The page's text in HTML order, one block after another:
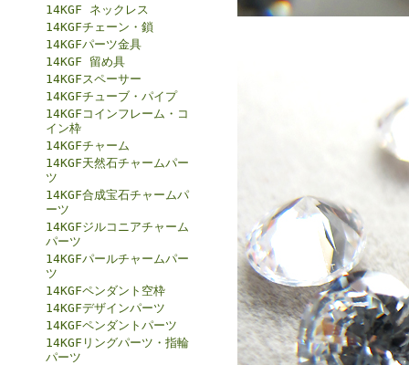
14KGF ネックレス
14KGFチェーン・鎖
14KGFパーツ金具
14KGF 留め具
14KGFスペーサー
14KGFチューブ・パイプ
14KGFコインフレーム・コ
イン枠
14KGFチャーム
14KGF天然石チャームパー
ツ
14KGF合成宝石チャームパ
ーツ
14KGFジルコニアチャーム
パーツ
14KGFパールチャームパー
ツ
14KGFペンダント空枠
14KGFデザインパーツ
14KGFペンダントパーツ
14KGFリングパーツ・指輪
パーツ